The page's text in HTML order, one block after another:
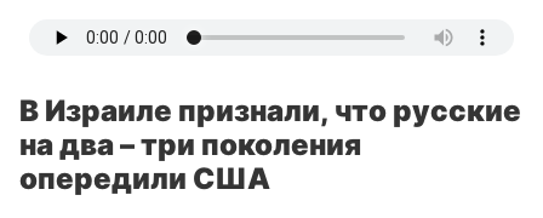
В Израиле признали, что русские
на два – три поколения
опередили США